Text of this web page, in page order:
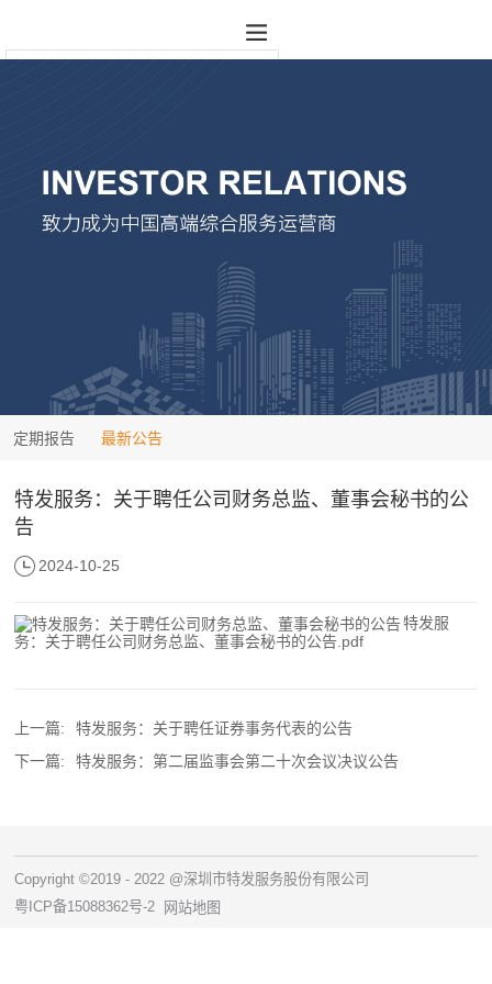
定期报告 最新公告
特发服务：关于聘任公司财务总监、董事会秘书的公
告
2024-10-25
特发服
务：关于聘任公司财务总监、董事会秘书的公告.pdf
上一篇:
特发服务：关于聘任证券事务代表的公告
下一篇:
特发服务：第二届监事会第二十次会议决议公告
Copyright ©2019 - 2022 @深圳市特发服务股份有限公司
粤ICP备15088362号-2
网站地图